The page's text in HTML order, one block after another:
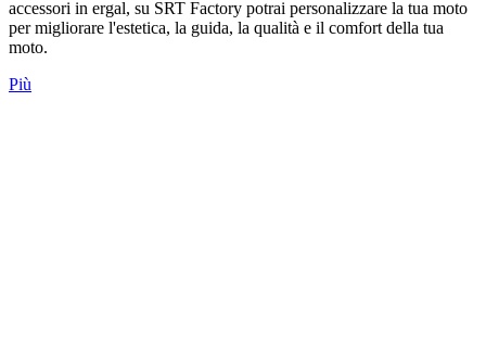
accessori in ergal, su SRT Factory potrai personalizzare la tua moto
per migliorare l'estetica, la guida, la qualità e il comfort della tua
moto.
Più